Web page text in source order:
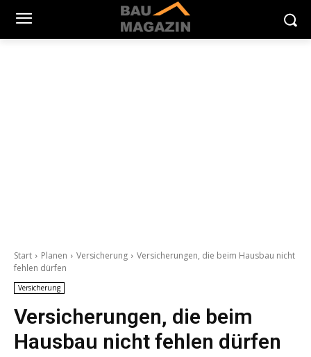
Start Planen Versicherung
Versicherungen, die beim Hausbau nicht
fehlen dürfen
Versicherung
Versicherungen, die beim
Hausbau nicht fehlen dürfen